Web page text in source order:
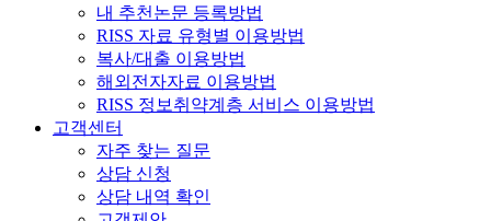
내 추천논문 등록방법
RISS 자료 유형별 이용방법
복사/대출 이용방법
해외전자자료 이용방법
RISS 정보취약계층 서비스 이용방법
고객센터
자주 찾는 질문
상담 신청
상담 내역 확인